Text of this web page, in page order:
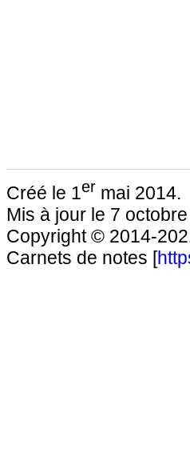
Créé le 1er mai 2014.
Mis à jour le 7
Copyright © 2014-
Carnets de notes [